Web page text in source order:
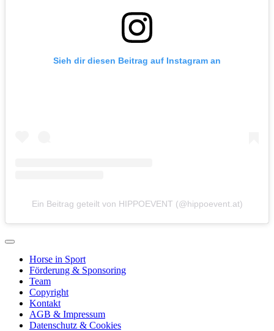
Sieh dir diesen Beitrag auf Instagram an
Ein Beitrag geteilt von HIPPOEVENT (@hippoevent.at)
Horse in Sport
Förderung & Sponsoring
Team
Copyright
Kontakt
AGB & Impressum
Datenschutz & Cookies